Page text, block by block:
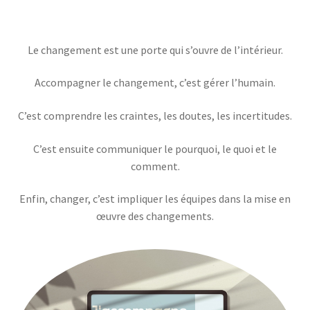
A propos
Accompagnement hybride
Conditions Générales d’Utilisation
Contact
Le changement est une porte qui s’ouvre de l’intérieur.
Accompagner le changement, c’est gérer l’humain.
C’est comprendre les craintes, les doutes, les incertitudes.
C’est ensuite communiquer le pourquoi, le quoi et le
comment.
Enfin, changer, c’est impliquer les équipes dans la mise en
œuvre des changements.